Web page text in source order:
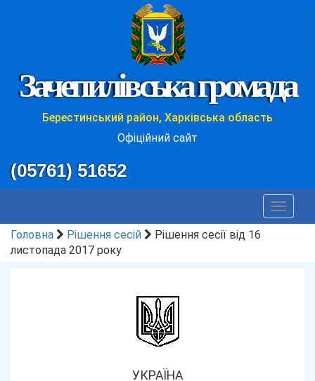
Зачепилівська громада
Берестинський район, Харківська область
Офіційний сайт
(05761) 51652
Toggle
Головна
Рішення сесій
Рішення сесії від 16
листопада 2017 року
УКРАЇНА